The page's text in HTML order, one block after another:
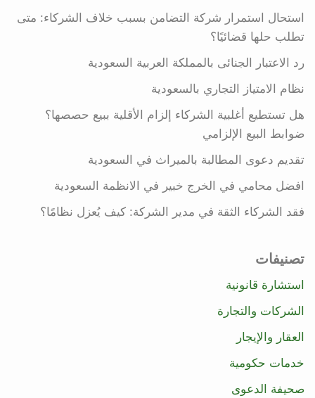
استحال استمرار شركة التضامن بسبب خلاف الشركاء: متى
تطلب حلها قضائيًا؟
رد الاعتبار الجنائى بالمملكة العربية السعودية
نظام الامتياز التجاري بالسعودية
هل تستطيع أغلبية الشركاء إلزام الأقلية ببيع حصصها؟
ضوابط البيع الإلزامي
تقديم دعوى المطالبة بالميراث في السعودية
افضل محامي في الخرج خبير في الانظمة السعودية
فقد الشركاء الثقة في مدير الشركة: كيف يُعزل نظامًا؟
تصنيفات
استشارة قانونية
الشركات والتجارة
العقار والإيجار
خدمات حكومية
صحيفة الدعوى